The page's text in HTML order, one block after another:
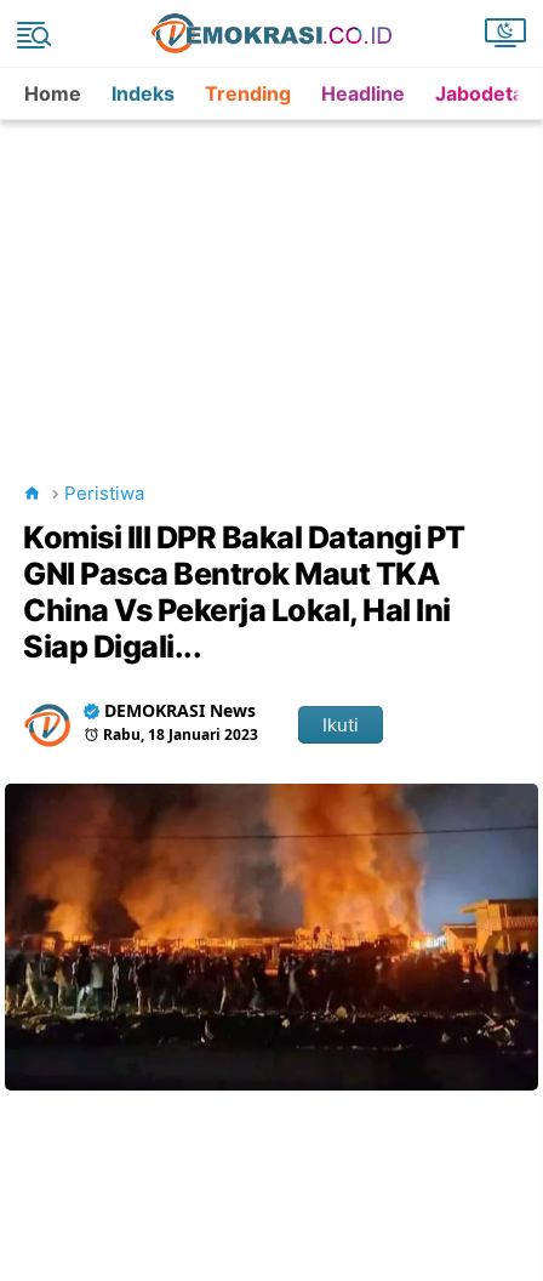
Home Indeks Trending Headline
Peristiwa
Komisi III DPR Bakal Datangi PT
GNI Pasca Bentrok Maut TKA
China Vs Pekerja Lokal, Hal Ini
Siap Digali...
DEMOKRASI News
Rabu, 18 Januari 2023 Ikuti